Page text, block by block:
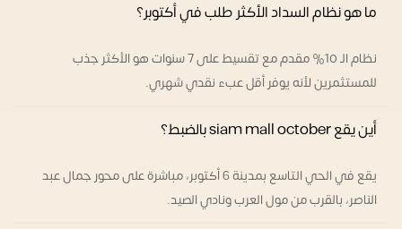
ما هو نظام السداد الأكثر طلب في أكتوبر؟
نظام الـ 10% مقدم مع تقسيط على 7 سنوات هو الأكثر جذب
للمستثمرين لأنه يوفر أقل عبء نقدي شهري.
أين يقع siam mall october بالضبط؟
يقع في الحي التاسع بمدينة 6 أكتوبر، مباشرة على محور جمال عبد
الناصر، بالقرب من مول العرب ونادي الصيد.